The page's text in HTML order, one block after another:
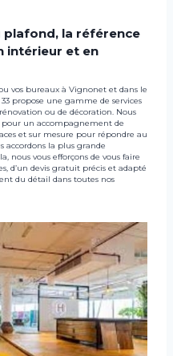
plafond, la référence
intérieur et en
vos bureaux à Vignonet et dans le
propose une gamme de services
ou de décoration. Nous
un accompagnement de
et sur mesure pour répondre au
accordons la plus grande
nous vous efforçons de vous faire
d’un devis gratuit précis et adapté
du détail dans toutes nos